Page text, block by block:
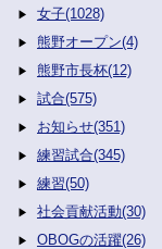
女子(1028)
熊野オープン(4)
熊野市長杯(12)
試合(575)
お知らせ(351)
練習試合(345)
練習(50)
社会貢献活動(30)
OBOGの活躍(26)